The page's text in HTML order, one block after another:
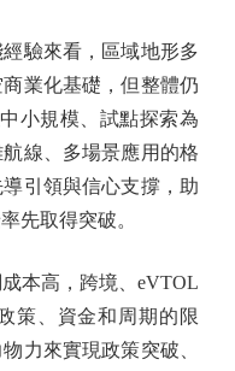
驗來看，區域地形多
業化基礎，但整體仍
小規模、試點探索為
線、多場景應用的格
引領與信心支撐，助
先取得突破。
本高，跨境、eVTOL
策、資金和周期的限
力來實現政策突破、